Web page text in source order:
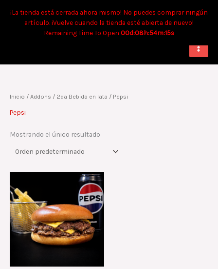
¡La tienda está cerrada ahora mismo! No puedes comprar ningún
artículo. ¡Vuelve cuando la tienda esté abierta de nuevo!
Remaining Time To Open 00d:08h:54m:15s
Tiempo aproximado para envíos a domicilio: 90 min. Para retiro:
40 min.
contenido
Inicio / Addons / 2da Bebida en lata / Pepsi
Pepsi
Mostrando el único resultado